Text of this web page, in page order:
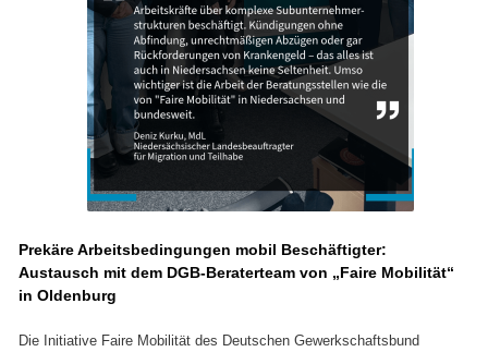
Prekäre Arbeitsbedingungen mobil Beschäftigter:
Austausch mit dem DGB-Beraterteam von „Faire Mobilität“
in Oldenburg
Die Initiative Faire Mobilität des Deutschen Gewerkschaftsbund